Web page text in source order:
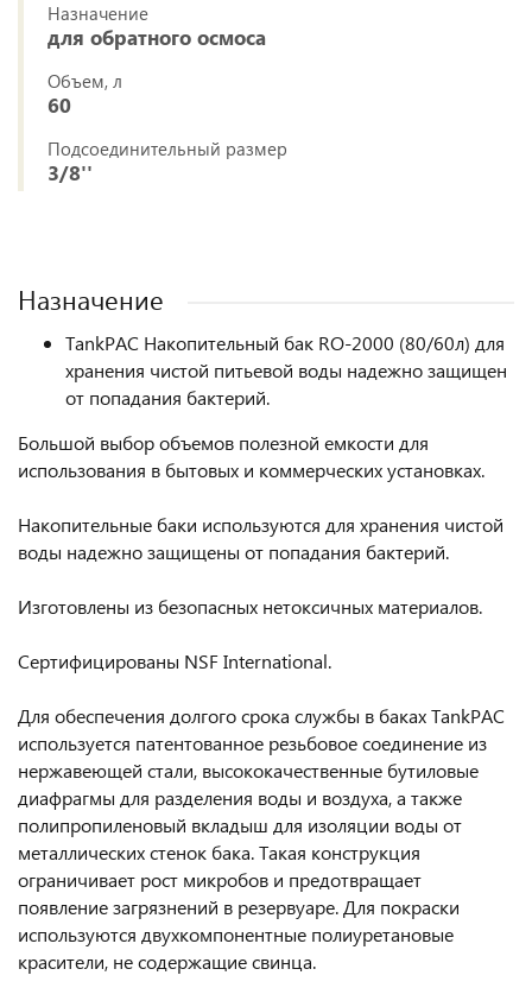
Назначение
для обратного осмоса
Объем, л
60
Подсоединительный размер
3/8''
Назначение
TankPAC Накопительный бак RO-2000 (80/60л) для
хранения чистой питьевой воды надежно защищен
от попадания бактерий.
Большой выбор объемов полезной емкости для
использования в бытовых и коммерческих установках.
Накопительные баки используются для хранения чистой
воды надежно защищены от попадания бактерий.
Изготовлены из безопасных нетоксичных материалов.
Сертифицированы NSF International.
Для обеспечения долгого срока службы в баках TankPAC
используется патентованное резьбовое соединение из
нержавеющей стали, высококачественные бутиловые
диафрагмы для разделения воды и воздуха, а также
полипропиленовый вкладыш для изоляции воды от
металлических стенок бака. Такая конструкция
ограничивает рост микробов и предотвращает
появление загрязнений в резервуаре. Для покраски
используются двухкомпонентные полиуретановые
красители, не содержащие свинца.